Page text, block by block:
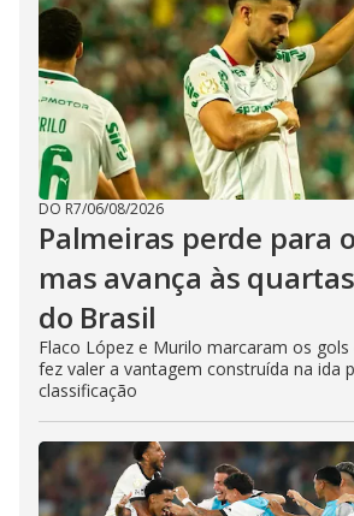
DO R7/06/08/2026
Palmeiras perde para
mas avança às
do Brasil
Flaco López e Murilo marcaram os gols
fez valer a vantagem construída na ida
classificação